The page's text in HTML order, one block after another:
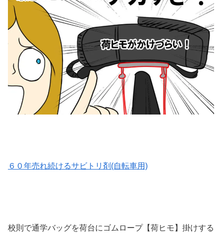
６０年売れ続けるサビトリ剤(自転車用)
校則で通学バッグを荷台にゴムロープ【荷ヒモ】掛けする